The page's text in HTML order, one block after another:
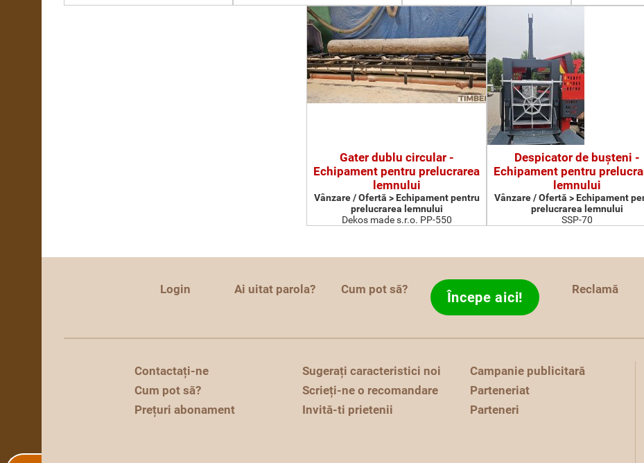
Gater dublu circular -
Echipament pentru prelucrarea
lemnului
Vânzare / Ofertă > Echipament pentru
prelucrarea lemnului
Dekos made s.r.o. PP-550
Despicator de buşteni -
Echipament pentru
lemnului
Vânzare / Ofertă > Echipament
prelucrarea lemnului
SSP-70
Login Ai uitat parola? Cum pot să? Începe aici! Reclamă
Contactați-ne
Cum pot să?
Prețuri abonament
Sugerați caracteristici noi
Scrieți-ne o recomandare
Invită-ti prietenii
Campanie publicitară
Parteneriat
Parteneri